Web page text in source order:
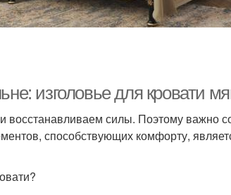
изголовье для кровати
восстанавливаем силы. Поэтому важно
способствующих комфорту,